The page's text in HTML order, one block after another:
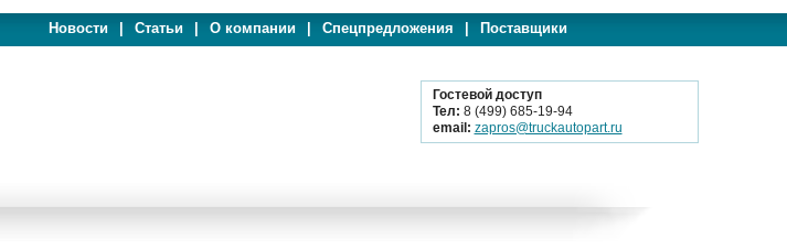
Новости Статьи О компании Спецпредложения Поставщики
Гостевой доступ
Тел: 8 (499) 685-19-94
email: zapros@truckautopart.ru